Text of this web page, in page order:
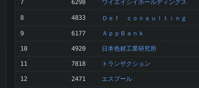
7 6298 ワイエイシイホールディングス
8 4833 Ｄｅｆ ｃｏｎｓｕｌｔｉｎｇ
9 6177 ＡｐｐＢａｎｋ
10 4920 日本色材工業研究所
11 7818 トランザクション
12 2471 エスプール